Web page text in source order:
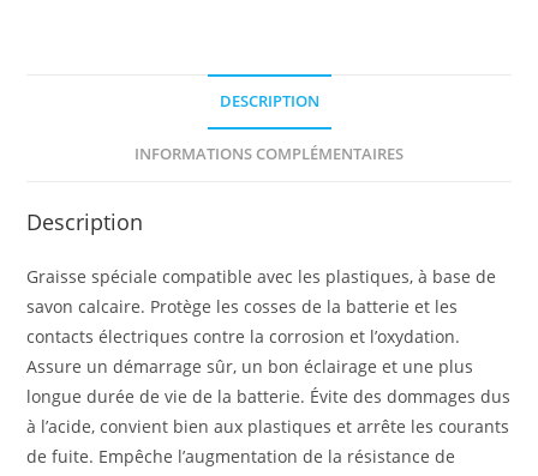
DESCRIPTION
INFORMATIONS COMPLÉMENTAIRES
Description
Graisse spéciale compatible avec les plastiques, à base de
savon calcaire. Protège les cosses de la batterie et les
contacts électriques contre la corrosion et l’oxydation.
Assure un démarrage sûr, un bon éclairage et une plus
longue durée de vie de la batterie. Évite des dommages dus
à l’acide, convient bien aux plastiques et arrête les courants
de fuite. Empêche l’augmentation de la résistance de